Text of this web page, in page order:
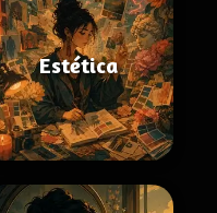
Estética